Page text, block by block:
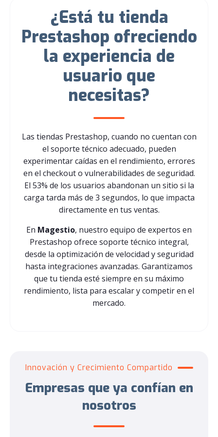
¿Está tu tienda
Prestashop ofreciendo
la experiencia de
usuario que
necesitas?
Las tiendas Prestashop, cuando no cuentan con
el soporte técnico adecuado, pueden
experimentar caídas en el rendimiento, errores
en el checkout o vulnerabilidades de seguridad.
El 53% de los usuarios abandonan un sitio si la
carga tarda más de 3 segundos, lo que impacta
directamente en tus ventas.
En Magestio, nuestro equipo de expertos en
Prestashop ofrece soporte técnico integral,
desde la optimización de velocidad y seguridad
hasta integraciones avanzadas. Garantizamos
que tu tienda esté siempre en su máximo
rendimiento, lista para escalar y competir en el
mercado.
Innovación y Crecimiento Compartido
Empresas que ya confían en
nosotros